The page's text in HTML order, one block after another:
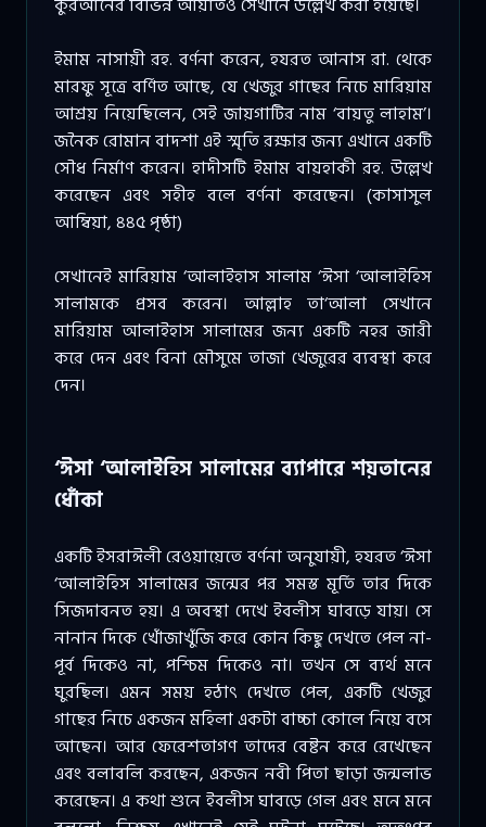
ইমাম নাসায়ী রহ. বর্ণনা করেন, হযরত আনাস রা. থেকে
মারফু সূত্রে বর্ণিত আছে, যে খেজুর গাছের নিচে মারিয়াম
আশ্রয় নিয়েছিলেন, সেই জায়গাটির নাম ‘বায়তু লাহাম’।
জনৈক রোমান বাদশা এই স্মৃতি রক্ষার জন্য এখানে একটি
সৌধ নির্মাণ করেন। হাদীসটি ইমাম বায়হাকী রহ. উল্লেখ
করেছেন এবং সহীহ বলে বর্ণনা করেছেন। (কাসাসুল
আম্বিয়া, ৪৪৫ পৃষ্ঠা)
সেখানেই মারিয়াম ‘আলাইহাস সালাম ‘ঈসা ‘আলাইহিস
সালামকে প্রসব করেন। আল্লাহ তা‘আলা সেখানে
মারিয়াম আলাইহাস সালামের জন্য একটি নহর জারী
করে দেন এবং বিনা মৌসুমে তাজা খেজুরের ব্যবস্থা করে
দেন।
‘ঈসা ‘আলাইহিস সালামের ব্যাপারে শয়তানের
ধোঁকা
একটি ইসরাঈলী রেওয়ায়েতে বর্ণনা অনুযায়ী, হযরত ‘ঈসা
‘আলাইহিস সালামের জন্মের পর সমস্ত মূর্তি তার দিকে
সিজদাবনত হয়। এ অবস্থা দেখে ইবলীস ঘাবড়ে যায়। সে
নানান দিকে খোঁজাখুঁজি করে কোন কিছু দেখতে পেল না-
পূর্ব দিকেও না, পশ্চিম দিকেও না। তখন সে ব্যর্থ মনে
ঘুরছিল। এমন সময় হঠাৎ দেখতে পেল, একটি খেজুর
গাছের নিচে একজন মহিলা একটা বাচ্চা কোলে নিয়ে বসে
আছেন। আর ফেরেশতাগণ তাদের বেষ্টন করে রেখেছেন
এবং বলাবলি করছেন, একজন নবী পিতা ছাড়া জন্মলাভ
করেছেন। এ কথা শুনে ইবলীস ঘাবড়ে গেল এবং মনে মনে